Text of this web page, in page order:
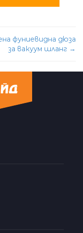
фуниевидна дюза
за вакуум шланг →